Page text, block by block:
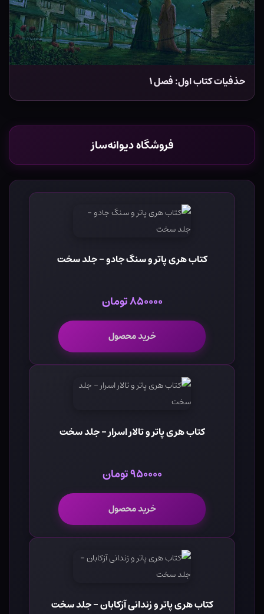
حذفیات کتاب اول: فصل ۱
فروشگاه دیوانه‌ساز
کتاب هری پاتر و سنگ جادو - جلد سخت
۸۵۰۰۰۰ تومان
خرید محصول
کتاب هری پاتر و تالار اسرار - جلد سخت
۹۵۰۰۰۰ تومان
خرید محصول
کتاب هری پاتر و زندانی آزکابان - جلد سخت